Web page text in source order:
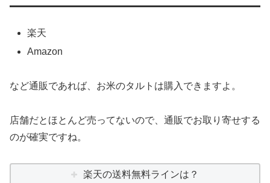
楽天
Amazon
など通販であれば、お米のタルトは購入できますよ。
店舗だとほとんど売ってないので、通販でお取り寄せする
のが確実ですね。
楽天の送料無料ラインは？